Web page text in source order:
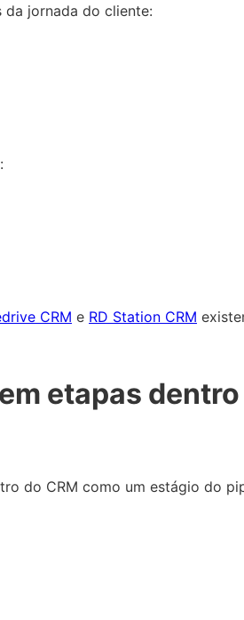
da jornada do cliente:
CRM e RD Station CRM
etapas dentro
do CRM como um estágio do